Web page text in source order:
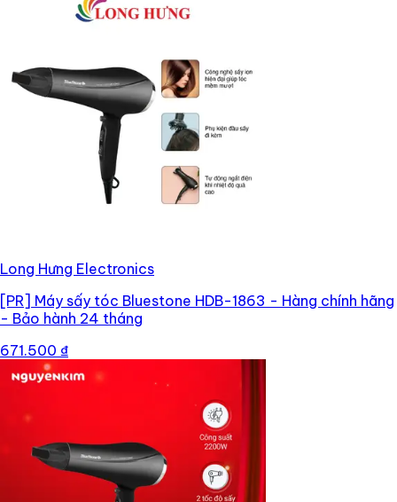
Long Hưng Electronics
[PR] Máy sấy tóc Bluestone HDB-1863 - Hàng chính hãng
- Bảo hành 24 tháng
671.500 ₫